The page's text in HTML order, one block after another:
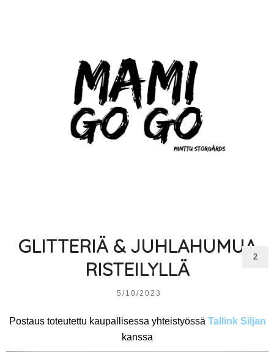
GLITTERIÄ & JUHLAHUMUA
RISTEILYLLÄ
5/10/2023
2
Postaus toteutettu kaupallisessa yhteistyössä Tallink Siljan
kanssa